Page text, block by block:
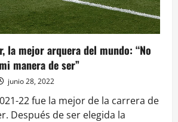
la mejor arquera del mundo: “No
manera de ser”
junio 28, 2022
22 fue la mejor de la carrera de
Después de ser elegida la